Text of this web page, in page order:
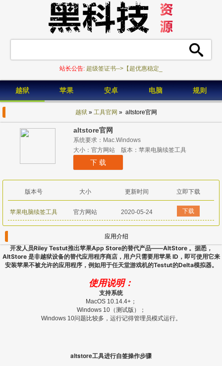
站长公告: 超级签证书-->【超优惠稳定证书_
越狱 苹果 安卓 电脑 规则
越狱 » 工具官网 » altstore官网
altstore官网
系统要求：Mac.Windows
大小：官方网站 版本：苹果电脑续签工具
下 载
版本号 大小 更新时间 立即下载
苹果电脑续签工具 官方网站 2020-05-24 下载
应用介绍
开发人员Riley Testut推出苹果App Store的替代产品——AltStore 。据悉，
AltStore 是非越狱设备的替代应用程序商店，用户只需要用苹果 ID，即可使用它来
安装苹果不被允许的应用程序，例如用于任天堂游戏机的Testut的Delta模拟器。
使用说明：
支持系统
MacOS 10.14.4+；
Windows 10（测试版）；
Windows 10问题比较多，运行记得管理员模式运行。
altstore工具进行自签操作步骤